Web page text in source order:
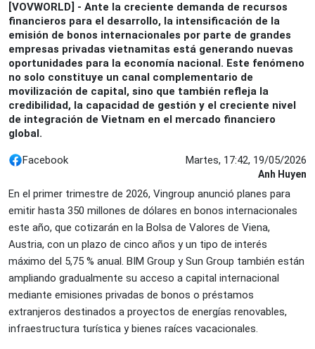
[VOVWORLD] - Ante la creciente demanda de recursos
financieros para el desarrollo, la intensificación de la
emisión de bonos internacionales por parte de grandes
empresas privadas vietnamitas está generando nuevas
oportunidades para la economía nacional. Este fenómeno
no solo constituye un canal complementario de
movilización de capital, sino que también refleja la
credibilidad, la capacidad de gestión y el creciente nivel
de integración de Vietnam en el mercado financiero
global.
Facebook Martes, 17:42, 19/05/2026
Anh Huyen
En el primer trimestre de 2026, Vingroup anunció planes para
emitir hasta 350 millones de dólares en bonos internacionales
este año, que cotizarán en la Bolsa de Valores de Viena,
Austria, con un plazo de cinco años y un tipo de interés
máximo del 5,75 % anual. BIM Group y Sun Group también están
ampliando gradualmente su acceso a capital internacional
mediante emisiones privadas de bonos o préstamos
extranjeros destinados a proyectos de energías renovables,
infraestructura turística y bienes raíces vacacionales.